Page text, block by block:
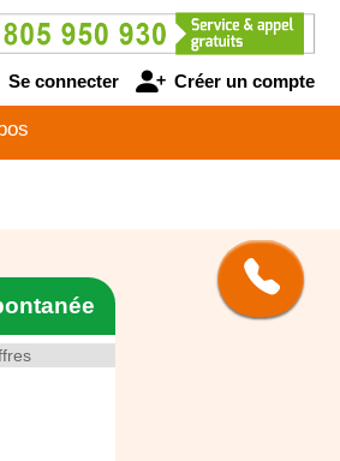
Se connecter Créer un compte